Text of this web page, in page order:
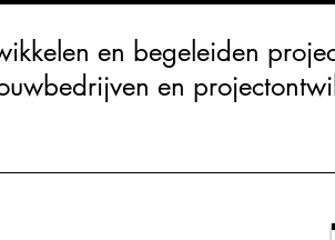
en begeleiden
en